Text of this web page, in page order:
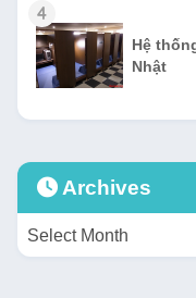
4
Hệ
Nhật
Archives